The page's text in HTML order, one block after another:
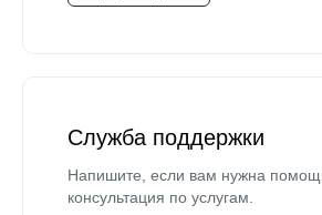
Служба поддержки
Напишите, если вам нужна
консультация по услугам.